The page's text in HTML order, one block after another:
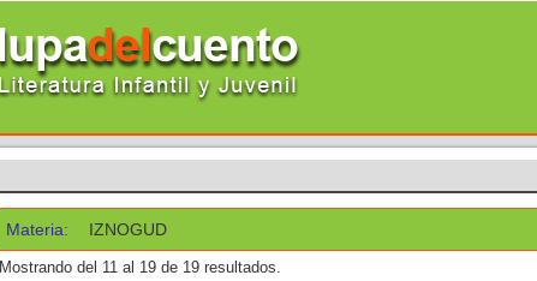
Materia: IZNOGUD
Mostrando del 11 al 19 de 19 resultados.